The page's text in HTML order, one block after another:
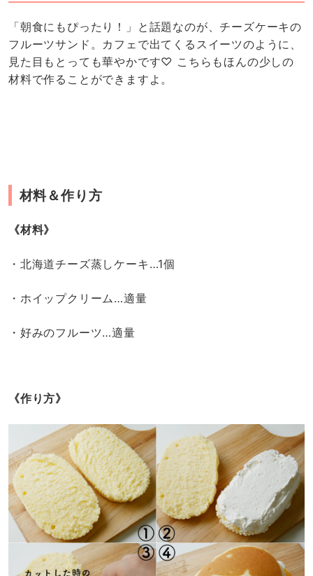
「朝食にもぴったり！」と話題なのが、チーズケーキの
フルーツサンド。カフェで出てくるスイーツのように、
見た目もとっても華やかです♡ こちらもほんの少しの
材料で作ることができますよ。
材料＆作り方
《材料》
・北海道チーズ蒸しケーキ…1個
・ホイップクリーム…適量
・好みのフルーツ…適量
《作り方》